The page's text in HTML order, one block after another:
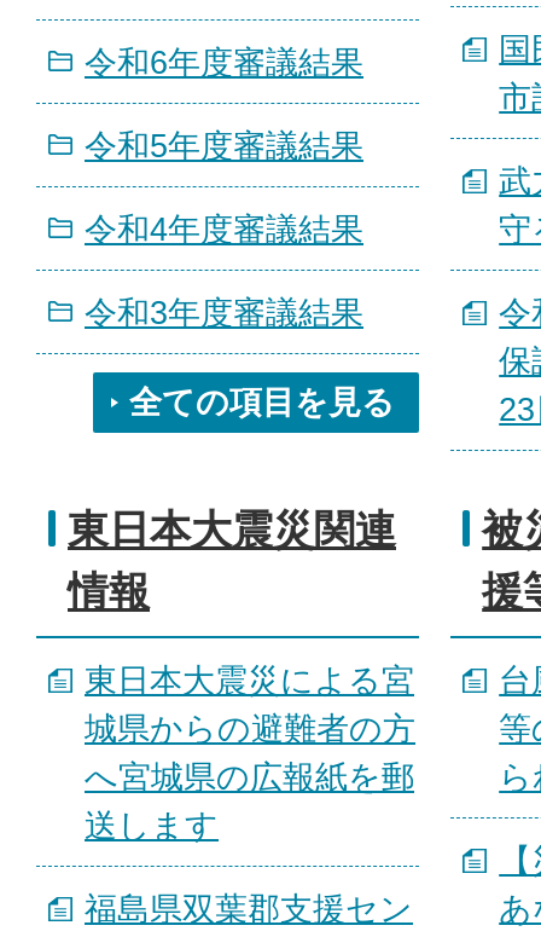
令和6年度審議結果
令和5年度審議結果
令和4年度審議結果
令和3年度審議結果
全ての項目を見る
市
武
守
令
保
東日本大震災関連
情報
東日本大震災による宮
城県からの避難者の方
へ宮城県の広報紙を郵
送します
福島県双葉郡支援セン
被
援
等
あ